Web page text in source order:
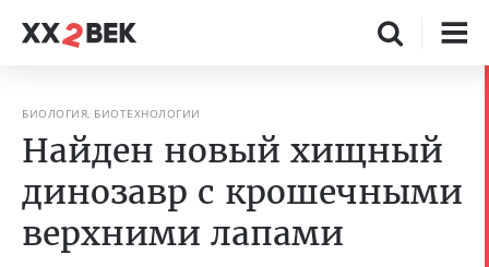
БИОЛОГИЯ, БИОТЕХНОЛОГИИ
Найден новый хищный
динозавр с крошечными
верхними лапами